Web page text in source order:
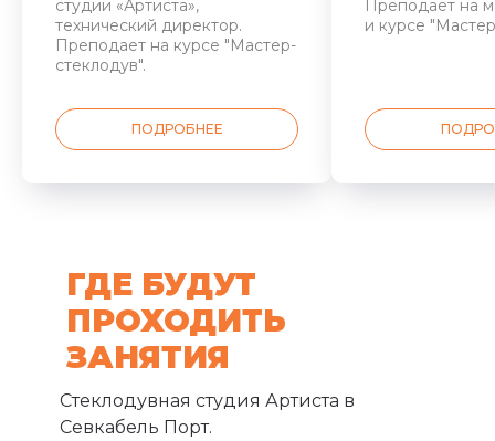
студии «Артиста»,
технический директор.
Преподает на курсе "Мастер-
стеклодув".
ПОДРОБНЕЕ
Преподает на
и курсе
Стеклодувная студия Артиста в
Севкабель Порт.
ГДЕ БУДУТ
ПРОХОДИТЬ
ЗАНЯТИЯ